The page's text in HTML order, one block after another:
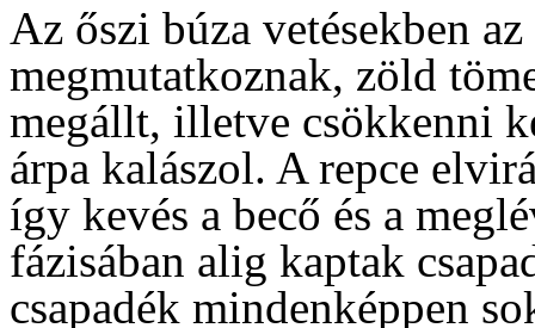
Az őszi búza vetésekben
megmutatkoznak, zöld
megállt, illetve csökkenni
árpa kalászol. A repce
így kevés a becő és a
fázisában alig kaptak
csapadék mindenképpen